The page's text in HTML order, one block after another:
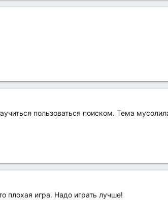
пользоваться поиском. Тема
плохая игра. Надо играть лучше!